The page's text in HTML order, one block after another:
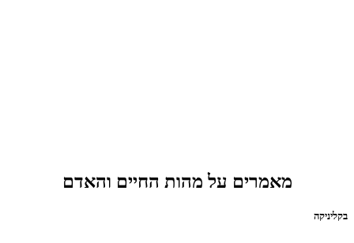
מאמרים על מהות החיים והאדם
בקליניקה